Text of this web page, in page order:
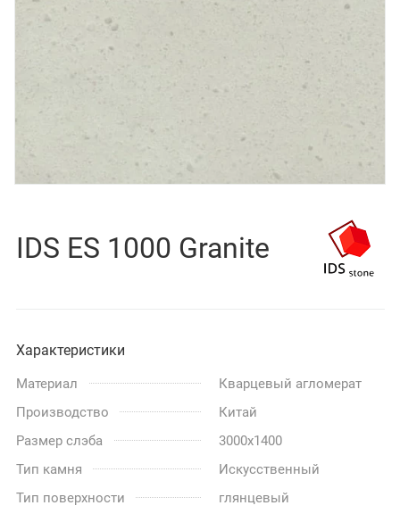
IDS ES 1000 Granite
Характеристики
Материал
Кварцевый агломерат
Производство
Китай
Размер слэба
3000x1400
Тип камня
Искусственный
Тип поверхности
глянцевый